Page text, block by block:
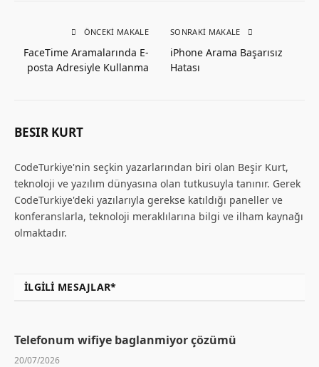
ÖNCEKI MAKALE
FaceTime Aramalarında E-
posta Adresiyle Kullanma
SONRAKI MAKALE
iPhone Arama Başarısız
Hatası
BESIR KURT
CodeTurkiye'nin seçkin yazarlarından biri olan Beşir Kurt,
teknoloji ve yazılım dünyasına olan tutkusuyla tanınır. Gerek
CodeTurkiye'deki yazılarıyla gerekse katıldığı paneller ve
konferanslarla, teknoloji meraklılarına bilgi ve ilham kaynağı
olmaktadır.
İLGILI MESAJLAR*
Telefonum wifiye baglanmiyor çözümü
20/07/2026